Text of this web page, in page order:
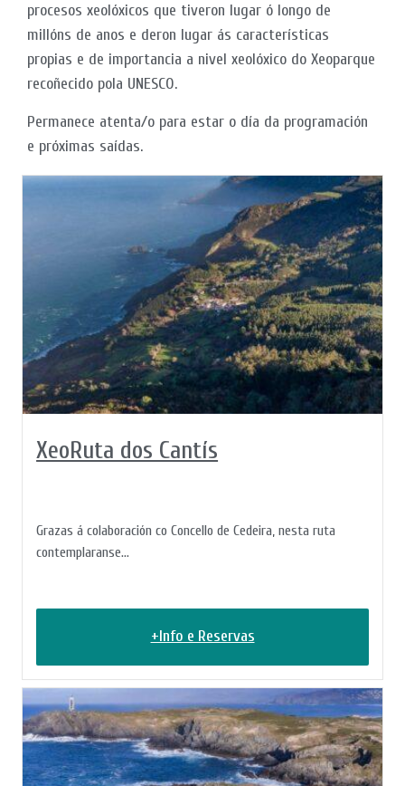
procesos xeolóxicos que tiveron lugar ó longo de
millóns de anos e deron lugar ás características
propias e de importancia a nivel xeolóxico do Xeoparque
recoñecido pola UNESCO.
Permanece atenta/o para estar o día da programación
e próximas saídas.
XeoRuta dos Cantís
Grazas á colaboración co Concello de Cedeira, nesta ruta
contemplaranse...
+Info e Reservas